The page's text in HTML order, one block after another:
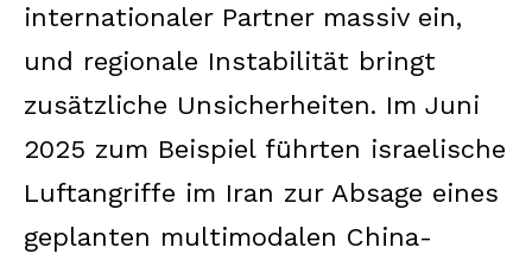
internationaler Partner massiv ein,
und regionale Instabilität bringt
zusätzliche Unsicherheiten. Im Juni
2025 zum Beispiel führten israelische
Luftangriffe im Iran zur Absage eines
geplanten multimodalen China-